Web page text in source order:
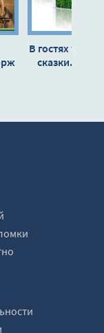
В гостях у
сказки. Том